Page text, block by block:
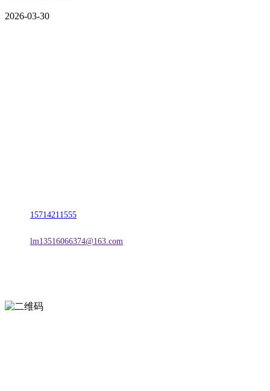
2026-03-30
15714211555
lm13516066374@163.com